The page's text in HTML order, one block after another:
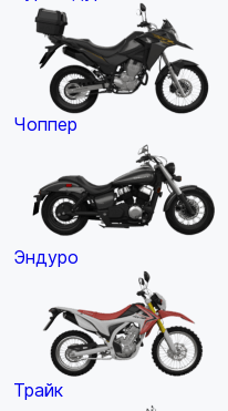
Чоппер
Эндуро
Трайк